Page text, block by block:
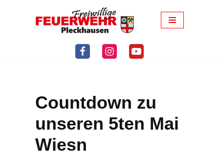
Countdown zu
unseren 5ten Mai
Wiesn